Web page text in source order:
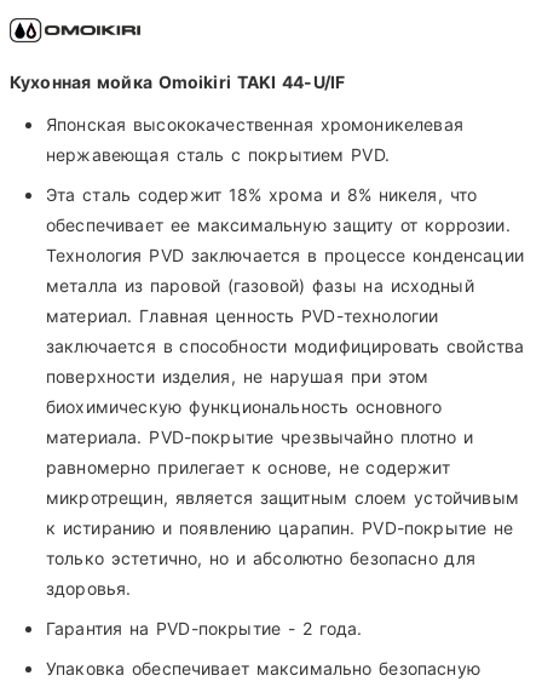
Кухонная мойка Omoikiri TAKI 44-U/IF
Японская высококачественная хромоникелевая
нержавеющая сталь с покрытием PVD.
Эта сталь содержит 18% хрома и 8% никеля, что
обеспечивает ее максимальную защиту от коррозии.
Технология PVD заключается в процессе конденсации
металла из паровой (газовой) фазы на исходный
материал. Главная ценность PVD-технологии
заключается в способности модифицировать свойства
поверхности изделия, не нарушая при этом
биохимическую функциональность основного
материала. PVD-покрытие чрезвычайно плотно и
равномерно прилегает к основе, не содержит
микротрещин, является защитным слоем устойчивым
к истиранию и появлению царапин. PVD-покрытие не
только эстетично, но и абсолютно безопасно для
здоровья.
Гарантия на PVD-покрытие - 2 года.
Упаковка обеспечивает максимально безопасную